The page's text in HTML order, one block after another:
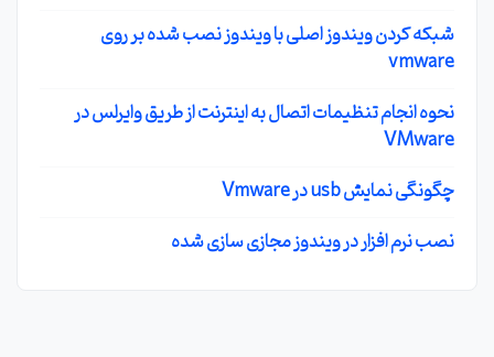
شبکه کردن ویندوز اصلی با ویندوز نصب شده بر روی
vmware
نحوه انجام تنظیمات اتصال به اینترنت از طریق وایرلس در
VMware
چگونگی نمایش usb در Vmware
نصب نرم افزار در ویندوز مجازی سازی شده